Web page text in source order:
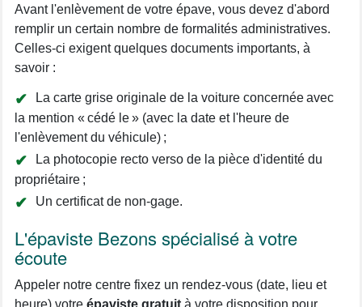
Avant l'enlèvement de votre épave, vous devez d'abord
remplir un certain nombre de formalités administratives.
Celles-ci exigent quelques documents importants, à
savoir :
La carte grise originale de la voiture concernée avec
la mention « cédé le » (avec la date et l'heure de
l'enlèvement du véhicule) ;
La photocopie recto verso de la pièce d'identité du
propriétaire ;
Un certificat de non-gage.
L'épaviste Bezons spécialisé à votre
écoute
Appeler notre centre fixez un rendez-vous (date, lieu et
heure) votre épaviste gratuit à votre disposition pour